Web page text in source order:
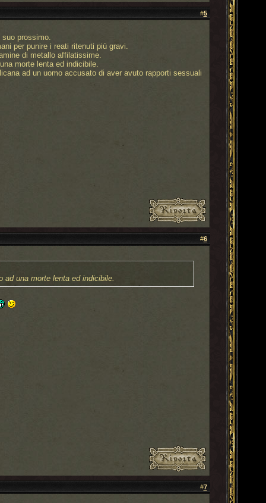
#5
prossimo.
per punire i reati ritenuti più gravi.
di metallo affilatissime.
morte lenta ed indicibile.
ad un uomo accusato di aver avuto rapporti sessuali
#6
ad una morte lenta ed indicibile.
#7